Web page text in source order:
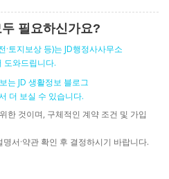
필요하신가요?
·토지보상 등)는 JD행정사사무소
와드립니다.
는 JD 생활정보 블로그
더 보실 수 있습니다.
한 것이며, 구체적인 계약 조건 및 가입
서·약관 확인 후 결정하시기 바랍니다.